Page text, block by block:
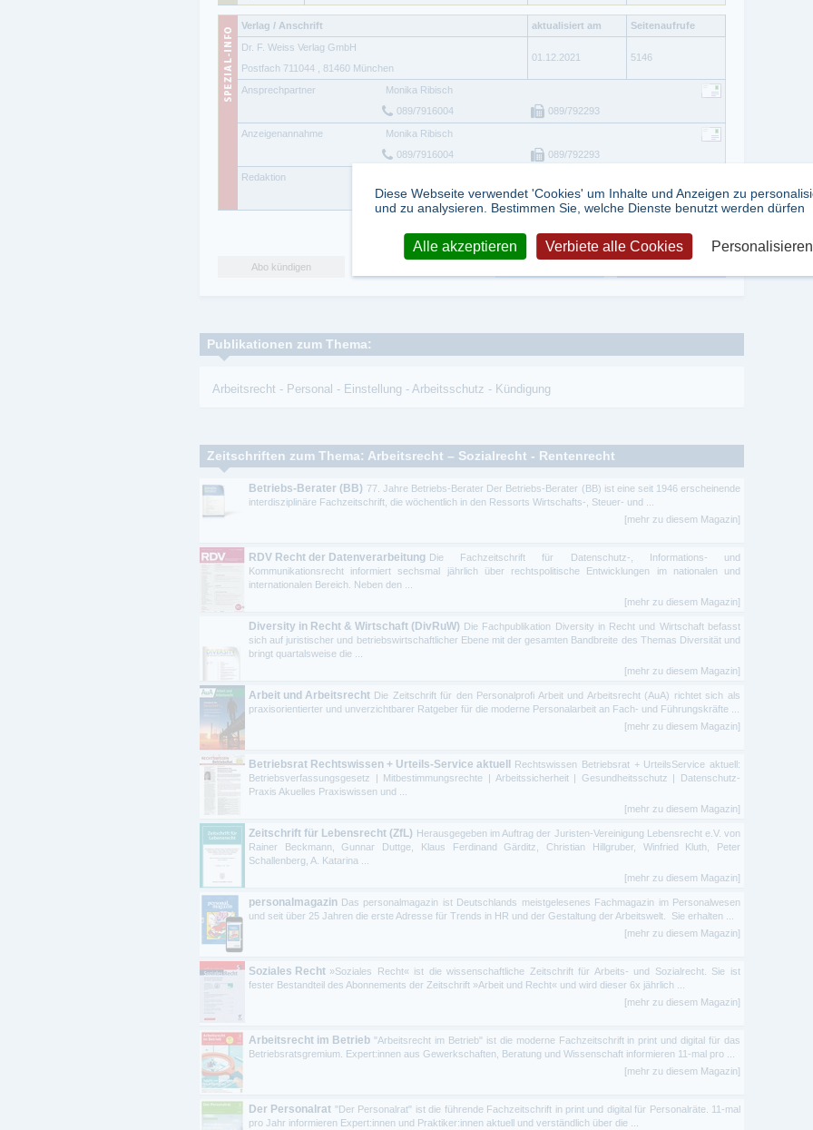
Verlag / Anschrift aktualisiert am
Seitenaufrufe
Dr. F. Weiss Verlag GmbH
01.12.2021
5146
Postfach 711044
81460 München
Ansprechpartner
Monika Ribisch
089/7916004
089/792293
Anzeigenannahme
Monika Ribisch
089/7916004
089/792293
Redaktion
089/7916004
089/792293
Abo kündigen
Publikationen zum Thema:
Arbeitsrecht - Personal - Einstellung - Arbeitsschutz - Kündigung
Zeitschriften zum Thema: Arbeitsrecht – Sozialrecht - Rentenrecht
Betriebs-Berater (BB) 77. Jahre Betriebs-Berater Der Betriebs-Berater (BB) ist eine seit 1946 erscheinende
interdisziplinäre Fachzeitschrift, die wöchentlich in den Ressorts Wirtschafts-, Steuer- und ...
[mehr zu diesem Magazin]
RDV Recht der Datenverarbeitung Die Fachzeitschrift für Datenschutz-, Informations- und
Kommunikationsrecht informiert sechsmal jährlich über rechtspolitische Entwicklungen im nationalen und
internationalen Bereich. Neben den ...
[mehr zu diesem Magazin]
Diversity in Recht & Wirtschaft (DivRuW) Die Fachpublikation Diversity in Recht und Wirtschaft befasst
sich auf juristischer und betriebswirtschaftlicher Ebene mit der gesamten Bandbreite des Themas Diversität und
bringt quartalsweise die ...
[mehr zu diesem Magazin]
Arbeit und Arbeitsrecht Die Zeitschrift für den Personalprofi Arbeit und Arbeitsrecht (AuA) richtet sich als
praxisorientierter und unverzichtbarer Ratgeber für die moderne Personalarbeit an Fach- und Führungskräfte ...
[mehr zu diesem Magazin]
Betriebsrat Rechtswissen + Urteils-Service aktuell Rechtswissen Betriebsrat + UrteilsService aktuell:
Betriebsverfassungsgesetz | Mitbestimmungsrechte | Arbeitssicherheit | Gesundheitsschutz | Datenschutz-
Praxis Akuelles Praxiswissen und ...
[mehr zu diesem Magazin]
Zeitschrift für Lebensrecht (ZfL) Herausgegeben im Auftrag der Juristen-Vereinigung Lebensrecht e.V. von
Rainer Beckmann, Gunnar Duttge, Klaus Ferdinand Gärditz, Christian Hillgruber, Winfried Kluth, Peter
Schallenberg, A. Katarina ...
[mehr zu diesem Magazin]
personalmagazin Das personalmagazin ist Deutschlands meistgelesenes Fachmagazin im Personalwesen
und seit über 25 Jahren die erste Adresse für Trends in HR und der Gestaltung der Arbeitswelt. Sie erhalten ...
[mehr zu diesem Magazin]
Soziales Recht »Soziales Recht« ist die wissenschaftliche Zeitschrift für Arbeits- und Sozialrecht. Sie ist
fester Bestandteil des Abonnements der Zeitschrift »Arbeit und Recht« und wird dieser 6x jährlich ...
[mehr zu diesem Magazin]
Arbeitsrecht im Betrieb "Arbeitsrecht im Betrieb" ist die moderne Fachzeitschrift in print und digital für das
Betriebsratsgremium. Expert:innen aus Gewerkschaften, Beratung und Wissenschaft informieren 11-mal pro ...
[mehr zu diesem Magazin]
Der Personalrat "Der Personalrat" ist die führende Fachzeitschrift in print und digital für Personalräte. 11-mal
pro Jahr informieren Expert:innen und Praktiker:innen aktuell und verständlich über die ...
Diese Webseite verwendet 'Cookies' um Inhalte und Anzeigen zu
und zu analysieren. Bestimmen Sie, welche Dienste benutzt werden dürfen
Alle akzeptieren Verbiete alle Cookies Personalisieren